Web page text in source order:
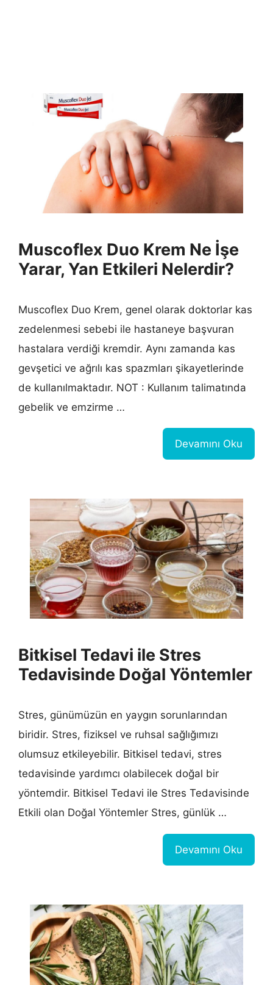
Muscoflex Duo Krem Ne İşe
Yarar, Yan Etkileri Nelerdir?
Muscoflex Duo Krem, genel olarak doktorlar kas
zedelenmesi sebebi ile hastaneye başvuran
hastalara verdiği kremdir. Aynı zamanda kas
gevşetici ve ağrılı kas spazmları şikayetlerinde
de kullanılmaktadır. NOT : Kullanım talimatında
gebelik ve emzirme …
Devamını Oku
Bitkisel Tedavi ile Stres
Tedavisinde Doğal Yöntemler
Stres, günümüzün en yaygın sorunlarından
biridir. Stres, fiziksel ve ruhsal sağlığımızı
olumsuz etkileyebilir. Bitkisel tedavi, stres
tedavisinde yardımcı olabilecek doğal bir
yöntemdir. Bitkisel Tedavi ile Stres Tedavisinde
Etkili olan Doğal Yöntemler Stres, günlük …
Devamını Oku